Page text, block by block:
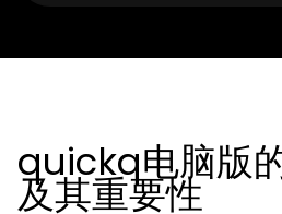
quickq电脑版
及其重要性